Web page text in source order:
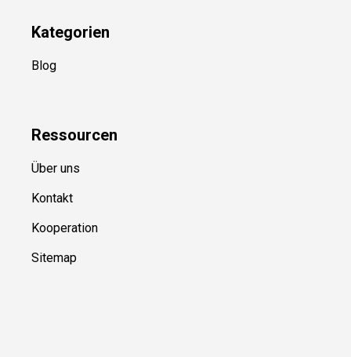
Kategorien
Blog
Ressourcen
Über uns
Kontakt
Kooperation
Sitemap